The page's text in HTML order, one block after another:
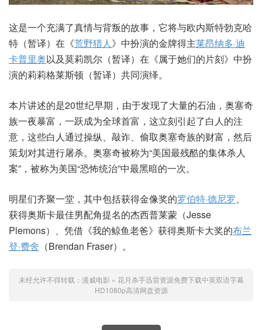
这是一个充满了真情与背叛的故事，它将与欧内斯特勃克哈
特（暂译）在《荒野猎人》中扮演的金牌得主莱昂纳多·迪
卡普里奥以及莫莉凯尔（暂译）在《属于她们的片刻》中扮
演的莉莉格莱斯顿（暂译）共同演绎。
本片讲述的是20世纪早期，由于发现了大量的石油，奥塞奇
族一夜暴富，一跃成为全球首富，这立刻引起了白人的注
意，这些白人通过操纵、敲诈、偷取奥塞奇族的财富，然后
策划对其进行屠杀。奥塞奇被称为“美国最残酷的集体杀人
案”，被称为美国“恐怖统治”中最黑暗的一次。
明星们齐聚一堂，其中包括获得金像奖的罗伯特·德尼罗、
获得奥斯卡最佳男配角提名的杰西普莱蒙（Jesse
Plemons）、凭借《我的鲸鱼老爸》获得奥斯卡大奖的布兰
登·费舍 （Brendan Fraser）。
未经允许不得转载： 漫威电影 » 花月杀手迅雷资源免费下载中英双语字幕
HD1080p高清网盘资源